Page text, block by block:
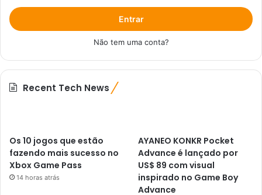
Entrar
Não tem uma conta?
Recent Tech News
Os 10 jogos que estão
fazendo mais sucesso no
Xbox Game Pass
14 horas atrás
AYANEO KONKR Pocket
Advance é lançado por
US$ 89 com visual
inspirado no Game Boy
Advance